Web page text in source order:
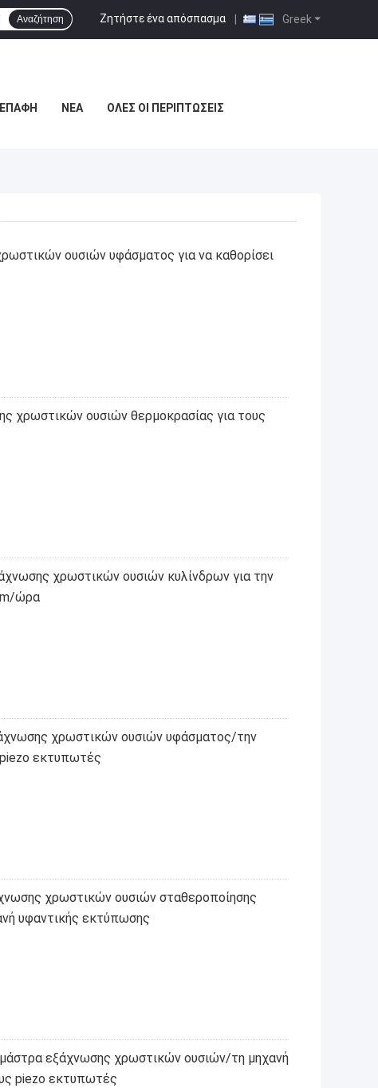
Greek
Ζητήστε ένα απόσπασμα |
Αναζήτηση
ΕΠΑΦΉ ΝΈΑ ΌΛΕΣ ΟΙ ΠΕΡΙΠΤΏΣΕΙΣ
ουσιών υφάσματος για να καθορίσει
χρωστικών ουσιών θερμοκρασίας για τους
χρωστικών ουσιών κυλίνδρων για την
ώρα
χρωστικών ουσιών υφάσματος/την
εκτυπωτές
χρωστικών ουσιών σταθεροποίησης
υφαντικής εκτύπωσης
εξάχνωσης χρωστικών ουσιών/τη μηχανή
piezo εκτυπωτές